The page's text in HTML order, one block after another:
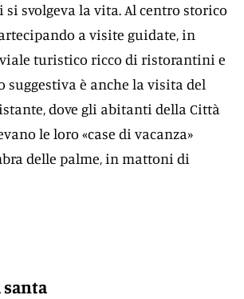
si svolgeva la vita. Al centro storico
a visite guidate, in
turistico ricco di ristorantini e
suggestiva è anche la visita del
dove gli abitanti della Città
le loro «case di vacanza»
delle palme, in mattoni di